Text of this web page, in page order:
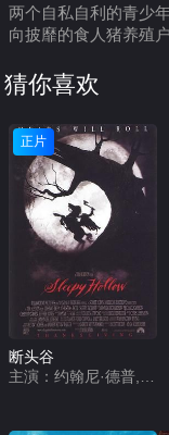
两个自私自利的青少
向披靡的食人猪养殖
猜你喜欢
正片
断头谷